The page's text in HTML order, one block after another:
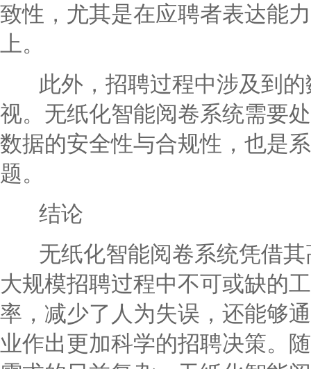
致性，尤其是在应聘者表达能
上。
此外，招聘过程中涉及到的
视。无纸化智能阅卷系统需要
数据的安全性与合规性，也是
题。
结论
无纸化智能阅卷系统凭借其
大规模招聘过程中不可或缺的
率，减少了人为失误，还能够
业作出更加科学的招聘决策。